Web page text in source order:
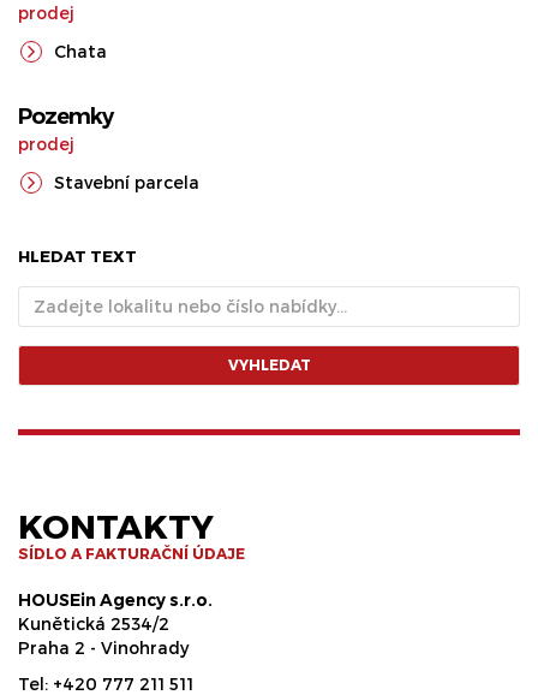
prodej
Chata
Pozemky
prodej
Stavební parcela
HLEDAT TEXT
VYHLEDAT
KONTAKTY
SÍDLO A FAKTURAČNÍ ÚDAJE
HOUSEin Agency s.r.o.
Kunětická 2534/2
Praha 2 - Vinohrady
Tel: +420 777 211 511